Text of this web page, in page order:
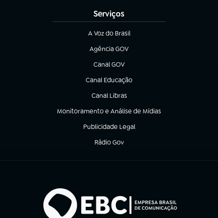
Serviços
A Voz do Brasil
(abre em nova aba)
Agência GOV
(abre em nova aba)
Canal GOV
(abre em nova aba)
Canal Educação
(abre em nova aba)
Canal Libras
(abre em nova aba)
Monitoramento e Análise de Mídias
(abre em nova aba)
Publicidade Legal
(abre em nova aba)
Rádio Gov
(abre em nova aba)